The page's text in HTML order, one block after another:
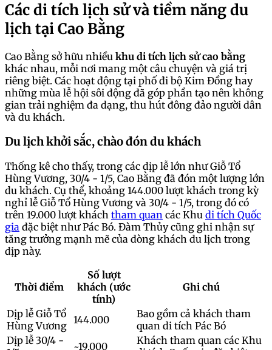
Các di tích lịch sử và tiềm năng du
lịch tại Cao Bằng
Cao Bằng sở hữu nhiều khu di tích lịch sử cao bằng
khác nhau, mỗi nơi mang một câu chuyện và giá trị
riêng biệt. Các hoạt động tại phố đi bộ Kim Đồng hay
những mùa lễ hội sôi động đã góp phần tạo nên không
gian trải nghiệm đa dạng, thu hút đông đảo người dân
và du khách.
Du lịch khởi sắc, chào đón du khách
Thống kê cho thấy, trong các dịp lễ lớn như Giỗ Tổ
Hùng Vương, 30/4 - 1/5, Cao Bằng đã đón một lượng lớn
du khách. Cụ thể, khoảng 144.000 lượt khách trong kỳ
nghỉ lễ Giỗ Tổ Hùng Vương và 30/4 - 1/5, trong đó có
trên 19.000 lượt khách tham quan các Khu di tích Quốc
gia đặc biệt như Pác Bó. Đàm Thủy cũng ghi nhận sự
tăng trưởng mạnh mẽ của dòng khách du lịch trong
dịp này.
Thời điểm
Số lượt
khách (ước
tính)
Ghi chú
Dịp lễ Giỗ Tổ
Hùng Vương 144.000
Bao gồm cả khách tham
quan di tích Pác Bó
Dịp lễ 30/4 -
~19.000
Khách tham quan các Khu